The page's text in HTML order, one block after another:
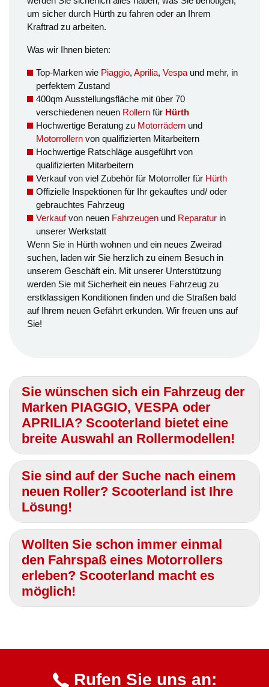
um sicher durch Hürth zu fahren oder an Ihrem
Kraftrad zu arbeiten.
Was wir Ihnen bieten:
Top-Marken wie Piaggio, Aprilia, Vespa und mehr, in
perfektem Zustand
400qm Ausstellungsfläche mit über 70
verschiedenen neuen Rollern für Hürth
Hochwertige Beratung zu Motorrädern und
Motorrollern von qualifizierten Mitarbeitern
Hochwertige Ratschläge ausgeführt von
qualifizierten Mitarbeitern
Verkauf von viel Zubehör für Motorroller für Hürth
Offizielle Inspektionen für Ihr gekauftes und/ oder
gebrauchtes Fahrzeug
Verkaufvon neuen Fahrzeugen und Reparatur in
unserer Werkstatt
Wenn Sie in Hürth wohnen und ein neues Zweirad
suchen, laden wir Sie herzlich zu einem Besuch in
unserem Geschäft ein. Mit unserer Unterstützung
werden Sie mit Sicherheit ein neues Fahrzeug zu
erstklassigen Konditionen finden und die Straßen bald
auf Ihrem neuen Gefährt erkunden. Wir freuen uns auf
Sie!
Sie wünschen sich ein Fahrzeug der
Marken PIAGGIO, VESPA oder
APRILIA? Scooterland bietet eine
breite Auswahl an Rollermodellen!
Sie sind auf der Suche nach einem
neuen Roller? Scooterland ist Ihre
Lösung!
Wollten Sie schon immer einmal
den Fahrspaß eines Motorrollers
erleben? Scooterland macht es
möglich!
Rufen Sie uns an: